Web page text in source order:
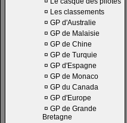
¤ Les classements
¤ GP d'Australie
¤ GP de Malaisie
¤ GP de Chine
¤ GP de Turquie
¤ GP d'Espagne
¤ GP de Monaco
¤ GP du Canada
¤ GP d'Europe
¤ GP de Grande
Bretagne